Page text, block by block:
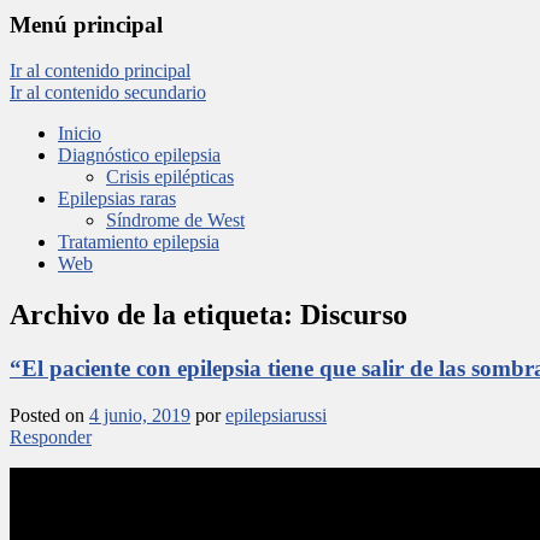
Menú principal
Ir al contenido principal
Ir al contenido secundario
Inicio
Diagnóstico epilepsia
Crisis epilépticas
Epilepsias raras
Síndrome de West
Tratamiento epilepsia
Web
Archivo de la etiqueta: Discurso
“El paciente con epilepsia tiene que salir de las
Posted on 4 junio, 2019 porepilepsiarussi
Responder